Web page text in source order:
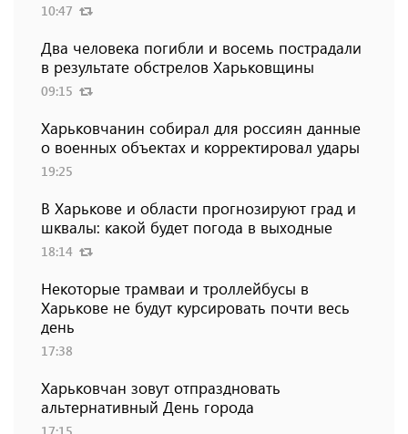
10:47
Два человека погибли и восемь пострадали
в результате обстрелов Харьковщины
09:15
Харьковчанин собирал для россиян данные
о военных объектах и ​​корректировал удары
19:25
В Харькове и области прогнозируют град и
шквалы: какой будет погода в выходные
18:14
Некоторые трамваи и троллейбусы в
Харькове не будут курсировать почти весь
день
17:38
Харьковчан зовут отпраздновать
альтернативный День города